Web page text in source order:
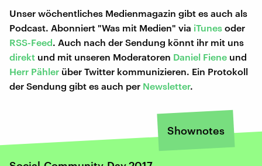
Unser wöchentliches Medienmagazin gibt es auch als
Podcast. Abonniert "Was mit Medien" via iTunes oder
RSS-Feed. Auch nach der Sendung könnt ihr mit uns
direkt und mit unseren Moderatoren Daniel Fiene und
Herr Pähler über Twitter kommunizieren. Ein Protokoll
der Sendung gibt es auch per Newsletter.
Shownotes